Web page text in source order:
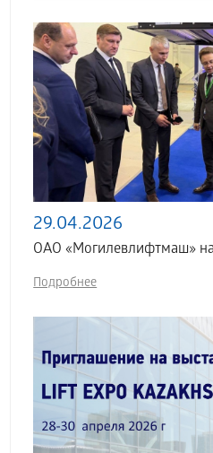
29.04.2026
ОАО «Могилевлифтмаш»
Подробнее